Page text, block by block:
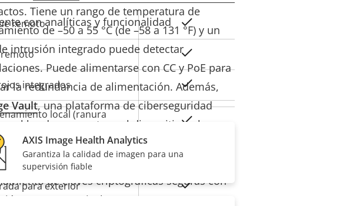
Tiene un rango de temperatura de
de –50 a 55 °C (de –58 a 131 °F) y un
intrusión integrado puede detectar
Puede alimentarse con CC y PoE para
la redundancia de alimentación. Además,
Vault, una plataforma de ciberseguridad
el hardware, protege el dispositivo y la
confidencial contra el acceso no
Además, ofrece operaciones y
de claves criptográficas seguras con
FIPS 140-3 Nivel 3.
Valor de
la
propiedad
remoto
integrados Sí
local (ranura
Sí
de funcionamiento -50 to 55 °C
para exterior Sí
con analíticas y funcionalidad
AXIS Image Health Analytics
Garantiza la calidad de imagen para una
supervisión fiable